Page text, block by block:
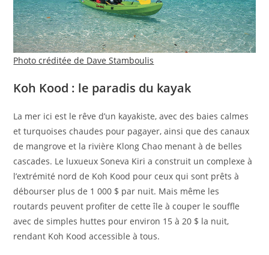
Photo créditée de Dave Stamboulis
Koh Kood : le paradis du kayak
La mer ici est le rêve d’un kayakiste, avec des baies calmes
et turquoises chaudes pour pagayer, ainsi que des canaux
de mangrove et la rivière Klong Chao menant à de belles
cascades. Le luxueux Soneva Kiri a construit un complexe à
l’extrémité nord de Koh Kood pour ceux qui sont prêts à
débourser plus de 1 000 $ par nuit. Mais même les
routards peuvent profiter de cette île à couper le souffle
avec de simples huttes pour environ 15 à 20 $ la nuit,
rendant Koh Kood accessible à tous.